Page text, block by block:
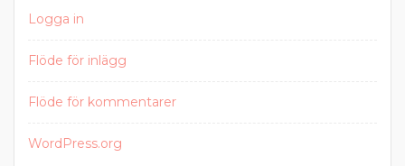
Logga in
Flöde för inlägg
Flöde för kommentarer
WordPress.org